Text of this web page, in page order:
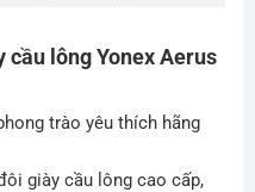
cầu lông Yonex Aerus
trào yêu thích hãng
giày cầu lông cao cấp,